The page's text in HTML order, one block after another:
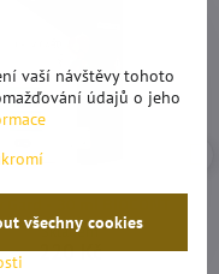
Skladem
220 Kč
vaší návštěvy tohoto
údajů o jeho
všechny cookies